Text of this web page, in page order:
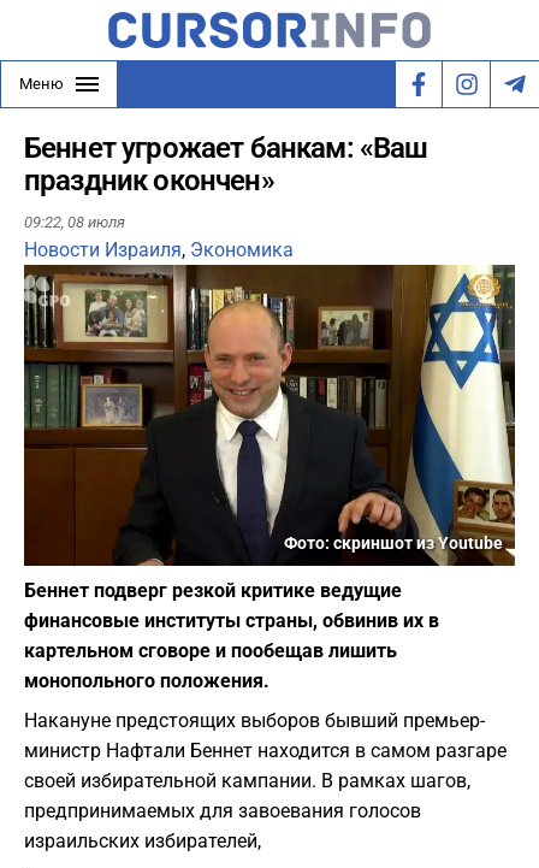
Меню
Беннет угрожает банкам: «Ваш
праздник окончен»
09:22, 08 июля
Новости Израиля, Экономика
Фото: скриншот из Youtube
Беннет подверг резкой критике ведущие
финансовые институты страны, обвинив их в
картельном сговоре и пообещав лишить
монопольного положения.
Накануне предстоящих выборов бывший премьер-
министр Нафтали Беннет находится в самом разгаре
своей избирательной кампании. В рамках шагов,
предпринимаемых для завоевания голосов
израильских избирателей,